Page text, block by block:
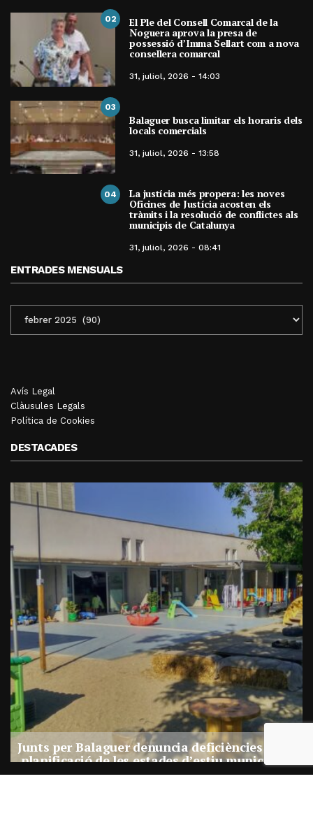
02 El Ple del Consell Comarcal de la
Noguera aprova la presa de
possessió d’Imma Sellart com a nova
consellera comarcal
31, juliol, 2026 - 14:03
03
Balaguer busca limitar els horaris dels
locals comercials
31, juliol, 2026 - 13:58
04 La justícia més propera: les noves
Oficines de Justícia acosten els
tràmits i la resolució de conflictes als
municipis de Catalunya
31, juliol, 2026 - 08:41
ENTRADES MENSUALS
MENSUALS
Avís Legal
Clàusules Legals
Política de Cookies
DESTACADES
Junts per Balaguer denuncia deficiències en la
planificació de les estades d’estiu municipals